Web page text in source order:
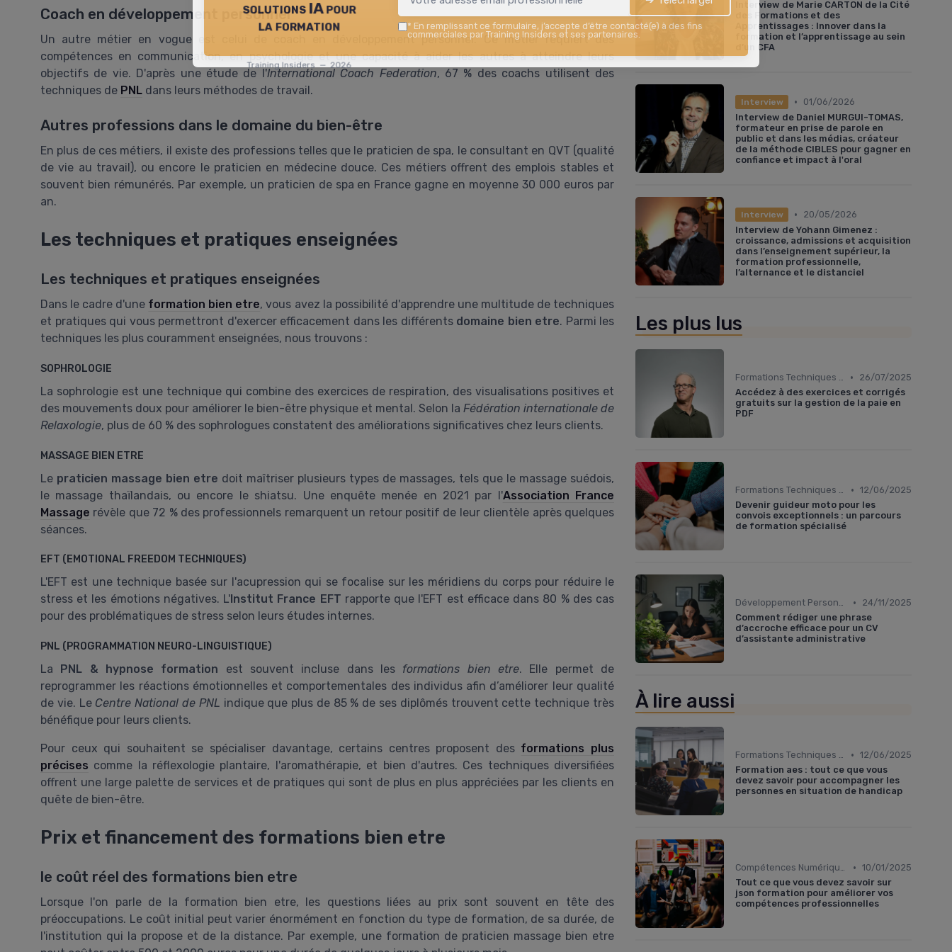
Coach en développement personnel
Un autre métier en vogue est celui de coach en développement personnel. Ce métier requiert des
compétences en communication, en psychologie et une capacité à aider les autres à atteindre leurs
objectifs de vie. D'après une étude de l'International Coach Federation, 67 % des coachs utilisent des
techniques de PNL dans leurs méthodes de travail.
Autres professions dans le domaine du bien-être
En plus de ces métiers, il existe des professions telles que le praticien de spa, le consultant en QVT (qualité
de vie au travail), ou encore le praticien en médecine douce. Ces métiers offrent des emplois stables et
souvent bien rémunérés. Par exemple, un praticien de spa en France gagne en moyenne 30 000 euros par
an.
Les techniques et pratiques enseignées
Les techniques et pratiques enseignées
Dans le cadre d'une formation bien etre, vous avez la possibilité d'apprendre une multitude de techniques
et pratiques qui vous permettront d'exercer efficacement dans les différents domaine bien etre. Parmi les
techniques les plus couramment enseignées, nous trouvons :
SOPHROLOGIE
La sophrologie est une technique qui combine des exercices de respiration, des visualisations positives et
des mouvements doux pour améliorer le bien-être physique et mental. Selon la Fédération internationale de
Relaxologie, plus de 60 % des sophrologues constatent des améliorations significatives chez leurs clients.
MASSAGE BIEN ETRE
Le praticien massage bien etre doit maîtriser plusieurs types de massages, tels que le massage suédois,
le massage thaïlandais, ou encore le shiatsu. Une enquête menée en 2021 par l'Association France
Massage révèle que 72 % des professionnels remarquent un retour positif de leur clientèle après quelques
séances.
EFT (EMOTIONAL FREEDOM TECHNIQUES)
L'EFT est une technique basée sur l'acupression qui se focalise sur les méridiens du corps pour réduire le
stress et les émotions négatives. L' Institut France EFT rapporte que l'EFT est efficace dans 80 % des cas
pour des problématiques de stress selon leurs études internes.
PNL (PROGRAMMATION NEURO-LINGUISTIQUE)
La PNL & hypnose formation est souvent incluse dans les formations bien etre. Elle permet de
reprogrammer les réactions émotionnelles et comportementales des individus afin d’améliorer leur qualité
de vie. Le Centre National de PNL indique que plus de 85 % de ses diplômés trouvent cette technique très
bénéfique pour leurs clients.
Pour ceux qui souhaitent se spécialiser davantage, certains centres proposent des formations plus
précises comme la réflexologie plantaire, l'aromathérapie, et bien d'autres. Ces techniques diversifiées
offrent une large palette de services et de pratiques qui sont de plus en plus appréciées par les clients en
quête de bien-être.
Prix et financement des formations bien etre
le coût réel des formations bien etre
Lorsque l'on parle de la formation bien etre, les questions liées au prix sont souvent en tête des
préoccupations. Le coût initial peut varier énormément en fonction du type de formation, de sa durée, de
l'institution qui la propose et de la distance. Par exemple, une formation de praticien massage bien etre
Interview de Marie CARTON de la Cité
des Formations et des
Apprentissages : Innover dans la
formation et l’apprentissage au sein
d’un CFA
Interview •
01/06/2026
Interview de Daniel MURGUI-TOMAS,
formateur en prise de parole en
public et dans les médias, créateur
de la méthode CIBLES pour gagner en
confiance et impact à l'oral
Interview •
20/05/2026
Interview de Yohann Gimenez :
croissance, admissions et acquisition
dans l’enseignement supérieur, la
formation professionnelle,
l’alternance et le distanciel
Les plus lus
Formations Techniques et Spécialisées •
26/07/2025
Accédez à des exercices et corrigés
gratuits sur la gestion de la paie en
PDF
Formations Techniques et Spécialisées • 12/06/2025
Devenir guideur moto pour les
convois exceptionnels : un parcours
de formation spécialisé
Développement Personnel et Soft Skills •
24/11/2025
Comment rédiger une phrase
d’accroche efficace pour un CV
d’assistante administrative
À lire aussi
Formations Techniques et Spécialisées • 12/06/2025
Formation aes : tout ce que vous
devez savoir pour accompagner les
personnes en situation de handicap
Compétences Numériques et Informatiques • 10/01/2025
Tout ce que vous devez savoir sur
json formation pour améliorer vos
compétences professionnelles
solutions IA pour
la formation
Training Insiders — 2026
* En remplissant ce formulaire, j’accepte d’être contacté(e) à des fins
commerciales par Training Insiders et ses partenaires.